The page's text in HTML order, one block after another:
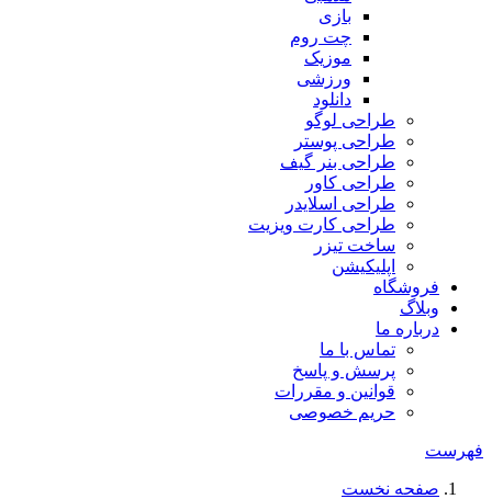
بازی
چت روم
موزیک
ورزشی
دانلود
طراحی لوگو
طراحی پوستر
طراحی بنر گیف
طراحی کاور
طراحی اسلایدر
طراحی کارت ویزیت
ساخت تیزر
اپلیکیشن
فروشگاه
وبلاگ
درباره ما
تماس با ما
پرسش و پاسخ
قوانین و مقررات
حریم خصوصی
فهرست
صفحه نخست